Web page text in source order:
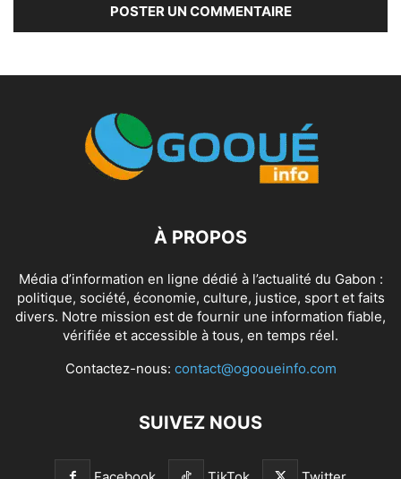
À PROPOS
Média d’information en ligne dédié à l’actualité du Gabon :
politique, société, économie, culture, justice, sport et faits
divers. Notre mission est de fournir une information fiable,
vérifiée et accessible à tous, en temps réel.
Contactez-nous: contact@ogooueinfo.com
SUIVEZ NOUS